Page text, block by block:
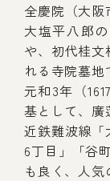
全慶院（大阪
大塩平八郎
や、初代桂
れる寺院墓地
元和3年（
基として、廣
近鉄難波線
6丁目」「谷
も良く、人気